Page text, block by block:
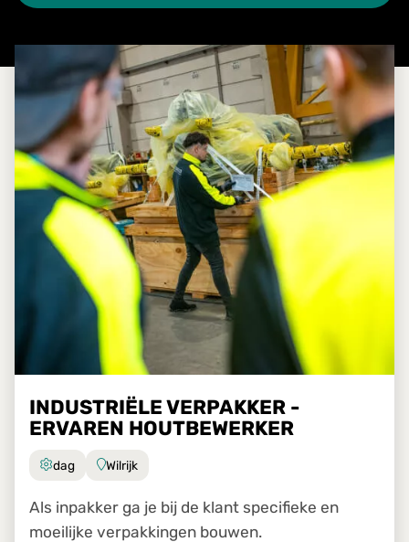
INDUSTRIËLE VERPAKKER -
ERVAREN HOUTBEWERKER
dag Wilrijk
Als inpakker ga je bij de klant specifieke en
moeilijke verpakkingen bouwen.